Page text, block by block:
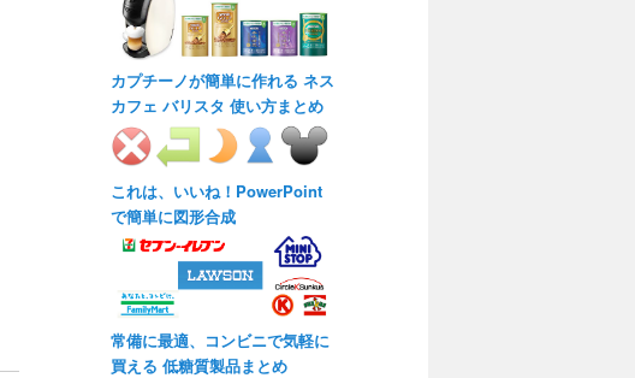
カプチーノが簡単に作れる ネス
カフェ バリスタ 使い方まとめ
これは、いいね！PowerPoint
で簡単に図形合成
常備に最適、コンビニで気軽に
買える 低糖質製品まとめ